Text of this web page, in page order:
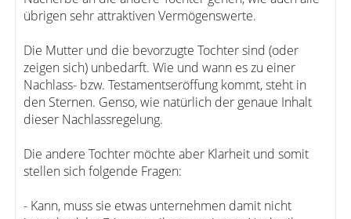
übrigen sehr attraktiven Vermögenswerte.
Die Mutter und die bevorzugte Tochter sind (oder
zeigen sich) unbedarft. Wie und wann es zu einer
Nachlass- bzw. Testamentseröffung kommt, steht in
den Sternen. Genso, wie natürlich der genaue Inhalt
dieser Nachlassregelung.
Die andere Tochter möchte aber Klarheit und somit
stellen sich folgende Fragen:
- Kann, muss sie etwas unternehmen damit nicht